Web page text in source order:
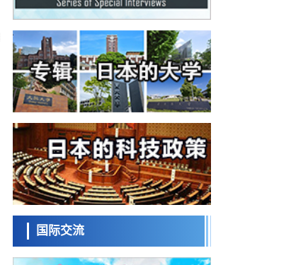
政策
死亡人数至少减半，重点强化火灾防控
科学研究
福井大学发现细胞记忆过往并抑制反应的机
制，阐明即便DNA相同反应迥异之谜
科学研究
神户大学确认口服癌症疫苗B440单药给药的
安全性，在转移性尿路上皮癌患者中开展临
床试验
政策
日本发布《令和8年版科学技术与创新白皮
书》，解读第七期基本计划首年度政策方向
科学研究
东京大学发现可诱导细胞死亡的新型信使物
质
科学研究
东京都健康长寿医疗中心跨器官揭示衰老过
程中的糖链变化
科学研究
国际交流